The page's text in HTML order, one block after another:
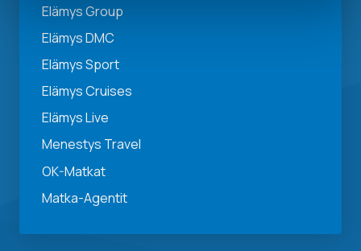
Elämys Group
Elämys DMC
Elämys Sport
Elämys Cruises
Elämys Live
Menestys Travel
OK-Matkat
Matka-Agentit